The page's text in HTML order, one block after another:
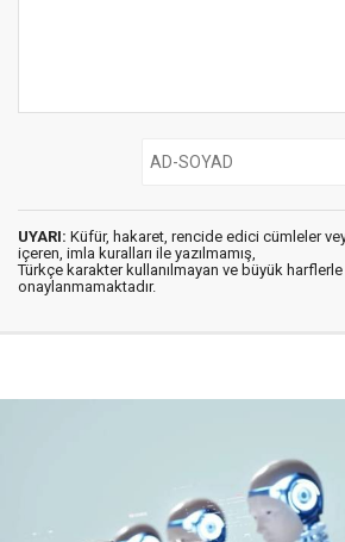
UYARI: Küfür, hakaret, rencide edici cümleler
içeren, imla kuralları ile yazılmamış,
Türkçe karakter kullanılmayan ve büyük harflerle
onaylanmamaktadır.